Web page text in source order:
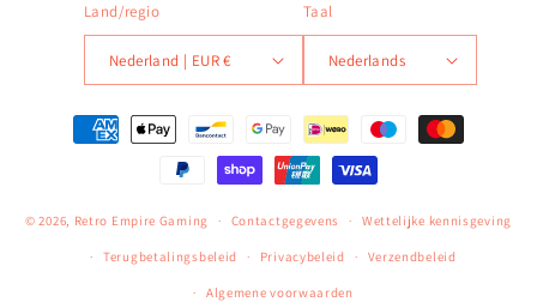
Land/regio
Nederland | EUR €
Taal
Nederlands
Betaalmethoden
© 2026, Retro Empire Gaming Contactgegevens Wettelijke kennisgeving
Terugbetalingsbeleid Privacybeleid Verzendbeleid
Algemene voorwaarden